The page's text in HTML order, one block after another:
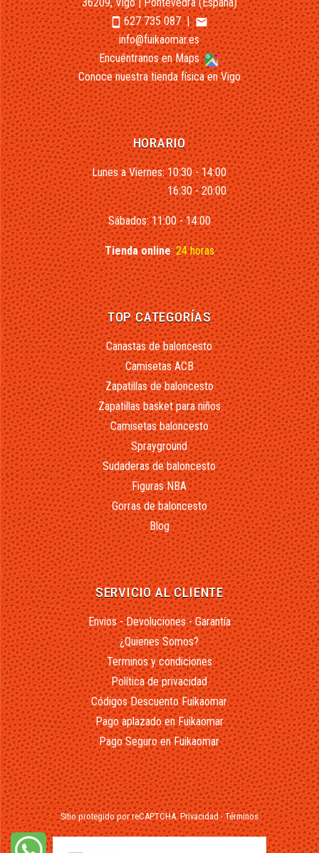
smartphone627 735 087|email
info@fuikaomar.es
Encuéntranos en Maps
Conoce nuestra tienda física en Vigo
HORARIO
Lunes a Viernes: 10:30 - 14:00
16:30 - 20:00
Sábados: 11:00 - 14:00
Tienda online:24 horas
TOP CATEGORÍAS
Canastas de baloncesto
Camisetas ACB
Zapatillas de baloncesto
Zapatillas basket para niños
Camisetas baloncesto
Sprayground
Sudaderas de baloncesto
Figuras NBA
Gorras de baloncesto
Blog
SERVICIO AL CLIENTE
Envios - Devoluciones - Garantía
¿Quienes Somos?
Terminos y condiciones
Política de privacidad
Códigos Descuento Fuikaomar
Pago aplazado en Fuikaomar
Pago Seguro en Fuikaomar
Sitio protegido por reCAPTCHA.Privacidad-Términos